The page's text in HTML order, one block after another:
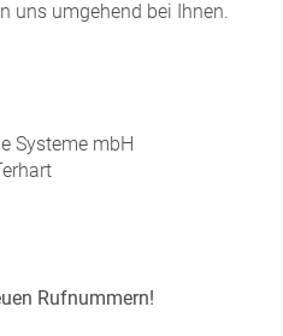
uns umgehend bei Ihnen.
Systeme mbH
Rufnummern!